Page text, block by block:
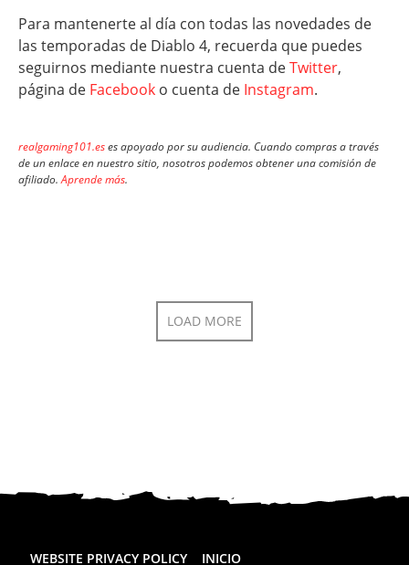
Para mantenerte al día con todas las novedades de
las temporadas de Diablo 4, recuerda que puedes
seguirnos mediante nuestra cuenta deTwitter,
página de Facebook o cuenta de Instagram.
realgaming101.eses apoyado por su audiencia. Cuando compras a través
de un enlace en nuestro sitio, nosotros podemos obtener una comisión de
afiliado.Aprende más.
LOAD MORE
WEBSITE PRIVACY POLICY INICIO